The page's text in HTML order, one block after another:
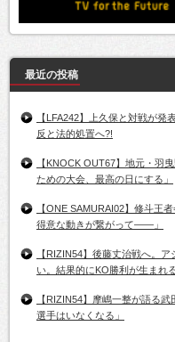
最近の投稿
【LFA242】上久保と対戦が
反と法的処置へ?!
【KNOCK OUT67】地元・羽
ための大会、最高の日にする」
【ONE SAMURAI02】修斗王
得意な動きが繋がって――」
【RIZIN54】後藤丈治戦へ。
い。結果的にKO勝利が生まれる
【RIZIN54】摩嶋一整が語る
選手はいなくなる」